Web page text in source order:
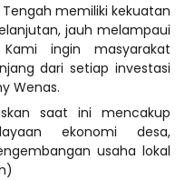
memiliki kekuatan
jauh melampaui
ingin masyarakat
dari setiap investasi
Wenas.
saat ini mencakup
ekonomi desa,
usaha lokal